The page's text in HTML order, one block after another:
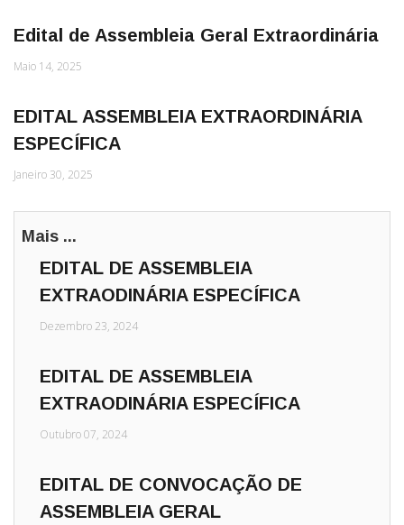
Edital de Assembleia Geral Extraordinária
Maio 14, 2025
EDITAL ASSEMBLEIA EXTRAORDINÁRIA
ESPECÍFICA
Janeiro 30, 2025
Mais ...
EDITAL DE ASSEMBLEIA
EXTRAODINÁRIA ESPECÍFICA
Dezembro 23, 2024
EDITAL DE ASSEMBLEIA
EXTRAODINÁRIA ESPECÍFICA
Outubro 07, 2024
EDITAL DE CONVOCAÇÃO DE
ASSEMBLEIA GERAL